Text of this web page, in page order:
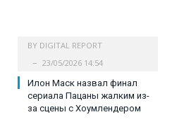
BY DIGITAL REPORT
23/05/2026 14:54
Илон Маск назвал финал
сериала Пацаны жалким из-
за сцены с Хоумлендером